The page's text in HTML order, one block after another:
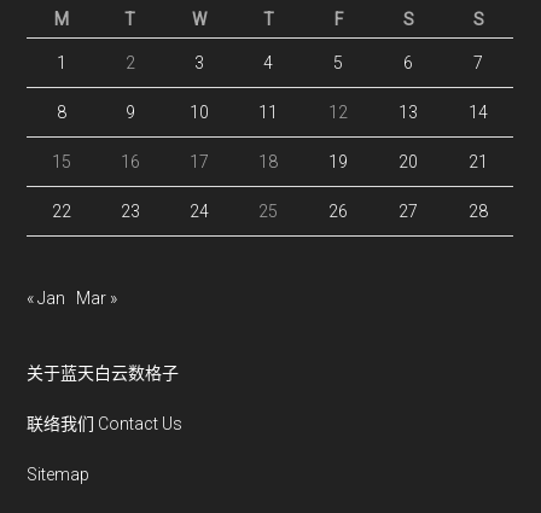
M
T W T F S S
1 2 3 4 5 6 7
8 9 10 11 12 13 14
15 16 17 18 19 20 21
22 23 24 25 26 27 28
« Jan Mar »
关于蓝天白云数格子
联络我们 Contact Us
Sitemap